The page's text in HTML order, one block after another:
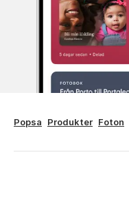
Popsa Produkter Foton